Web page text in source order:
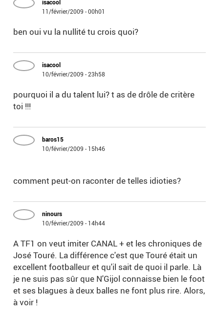
isacool
11/février/2009 - 00h01
ben oui vu la nullité tu crois quoi?
isacool
10/février/2009 - 23h58
pourquoi il a du talent lui? t as de drôle de critère
toi !!!
baros15
10/février/2009 - 15h46
comment peut-on raconter de telles idioties?
ninours
10/février/2009 - 14h44
A TF1 on veut imiter CANAL + et les chroniques de
José Touré. La différence c'est que Touré était un
excellent footballeur et qu'il sait de quoi il parle. Là
je ne suis pas sûr que N'Gijol connaisse bien le foot
et ses blagues à deux balles ne font plus rire. Alors,
à voir !